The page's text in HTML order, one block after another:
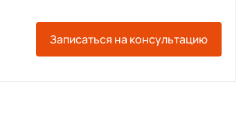
Записаться на консультацию